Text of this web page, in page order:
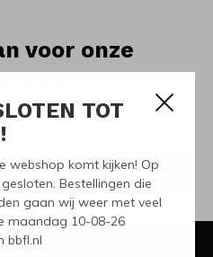
TOT
webshop komt kijken! Op
Bestellingen die
gaan wij weer met veel
maandag 10-08-26
bbfl.nl
voor onze
en promoties
ABONNEER